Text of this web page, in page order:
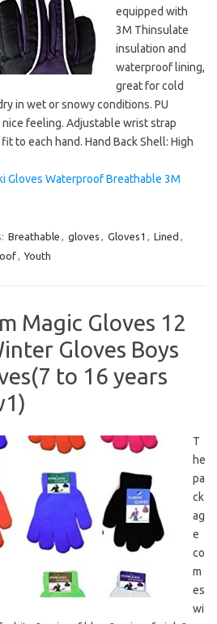
equipped with
3M Thinsulate
insulation and
waterproof lining,
great for cold
in wet or snowy conditions. PU
feeling. Adjustable wrist strap
to each hand. Hand Back Shell: High
Gloves Waterproof Breathable 3M
Breathable , gloves , Gloves1 , Lined ,
, Youth
Magic Gloves 12
Gloves Boys
to 16 years
T
he
pa
ck
ag
e
co
m
es
wi